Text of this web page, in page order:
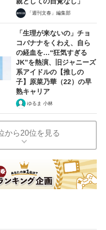
「週刊文春」編集部
「生理が来ないの」チョ
コバナナをくわえ、自ら
の経血を…“狂気すぎる
JK”を熱演、旧ジャニーズ
系アイドルの【推しの
子】原菜乃華（22）の早
熟キャリア
ゆるま 小林
から20位を見る